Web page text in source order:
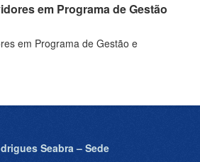
em Programa de Gestão
em Programa de Gestão e
Seabra – Sede